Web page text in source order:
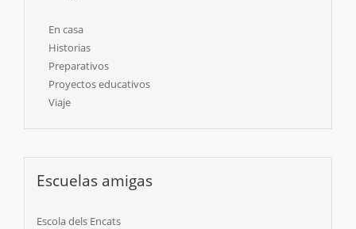
En casa
Historias
Preparativos
Proyectos educativos
Viaje
Escuelas amigas
Escola dels Encats